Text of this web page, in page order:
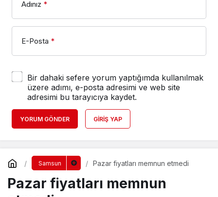
Adınız *
E-Posta *
Bir dahaki sefere yorum yaptığımda kullanılmak
üzere adımı, e-posta adresimi ve web site
adresimi bu tarayıcıya kaydet.
YORUM GÖNDER GIRIŞ YAP
Samsun Pazar fiyatları memnun etmedi
Pazar fiyatları memnun